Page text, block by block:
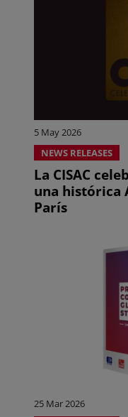
5 May 2026
NEWS RELEASES
La CISAC
una histórica
París
25 Mar 2026